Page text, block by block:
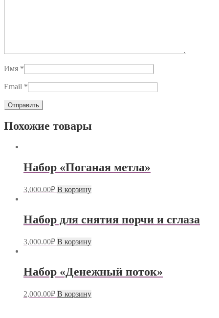
Имя *
Email *
Похожие товары
Набор «Поганая метла»
3,000.00₽ В корзину
Набор для снятия порчи и сглаза
3,000.00₽ В корзину
Набор «Денежный поток»
2,000.00₽ В корзину